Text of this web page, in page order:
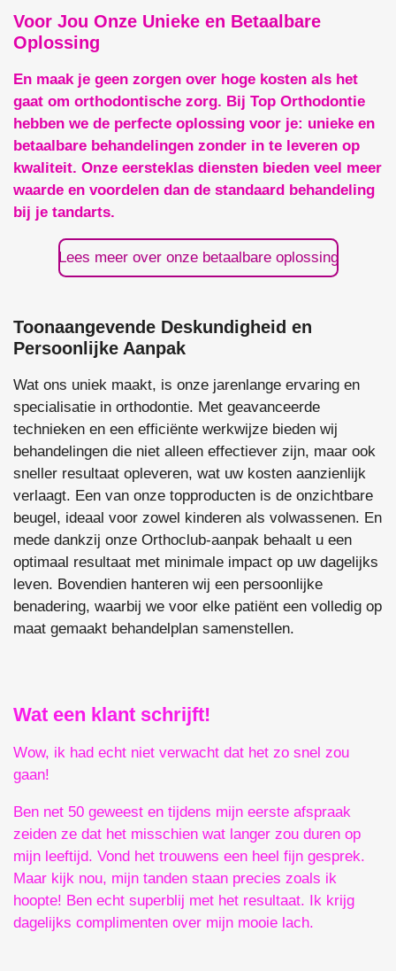
Voor Jou Onze Unieke en Betaalbare
Oplossing
En maak je geen zorgen over hoge kosten als het
gaat om orthodontische zorg. Bij Top Orthodontie
hebben we de perfecte oplossing voor je: unieke en
betaalbare behandelingen zonder in te leveren op
kwaliteit. Onze eersteklas diensten bieden veel meer
waarde en voordelen dan de standaard behandeling
bij je tandarts.
Lees meer over onze betaalbare oplossing
Toonaangevende Deskundigheid en
Persoonlijke Aanpak
Wat ons uniek maakt, is onze jarenlange ervaring en
specialisatie in orthodontie. Met geavanceerde
technieken en een efficiënte werkwijze bieden wij
behandelingen die niet alleen effectiever zijn, maar ook
sneller resultaat opleveren, wat uw kosten aanzienlijk
verlaagt. Een van onze topproducten is de onzichtbare
beugel, ideaal voor zowel kinderen als volwassenen. En
mede dankzij onze Orthoclub-aanpak behaalt u een
optimaal resultaat met minimale impact op uw dagelijks
leven. Bovendien hanteren wij een persoonlijke
benadering, waarbij we voor elke patiënt een volledig op
maat gemaakt behandelplan samenstellen.
Wat een klant schrijft!
Wow, ik had echt niet verwacht dat het zo snel zou
gaan!
Ben net 50 geweest en tijdens mijn eerste afspraak
zeiden ze dat het misschien wat langer zou duren op
mijn leeftijd. Vond het trouwens een heel fijn gesprek.
Maar kijk nou, mijn tanden staan precies zoals ik
hoopte! Ben echt superblij met het resultaat. Ik krijg
dagelijks complimenten over mijn mooie lach.